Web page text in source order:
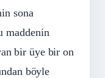
sona
maddenin
bir üye bir on
böyle